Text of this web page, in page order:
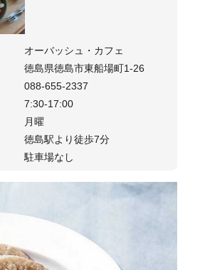
オーバッシュ・カフェ
徳島県徳島市東船場町1-26
088-655-2337
7:30-17:00
月曜
徳島駅より徒歩7分
駐車場なし